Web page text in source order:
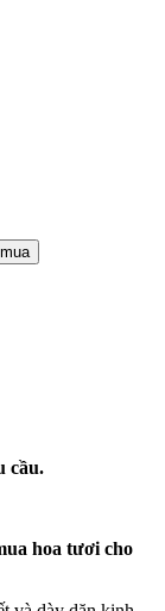
cầu.
hoa tươi cho